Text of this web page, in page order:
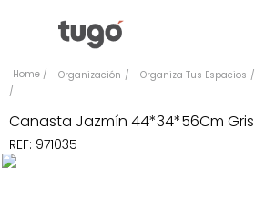
Organización Organiza Tus Espacios
Canasta Jazmín 44*34*56Cm Gris
REF: 971035
Silla